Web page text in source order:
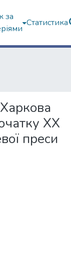
за
Статистика
XX
преси